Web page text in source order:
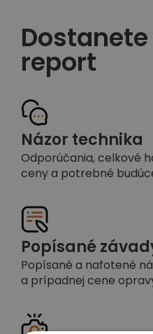
report
Názor technika
Odporúčania, celkové
ceny a potrebné
Popísané
Popísané a nafotené
a prípadnej cene